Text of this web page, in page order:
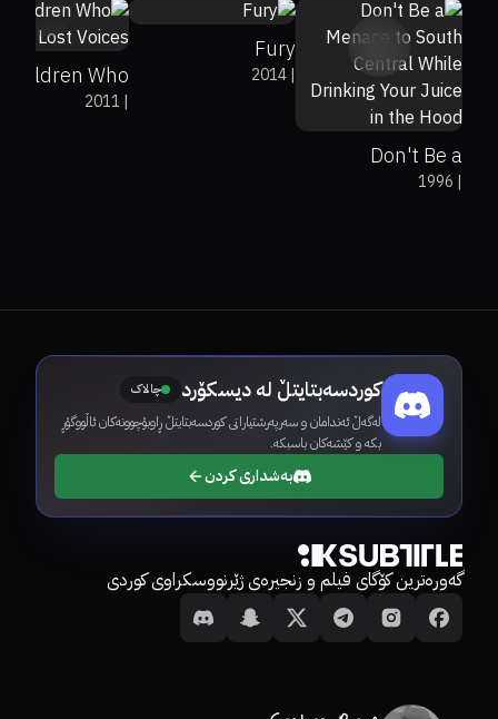
6.6
31%
0%
Don't Be a
Menace to South|
1996
Fury
|
2014
Children Who
Lost Voices|
2011
کوردسەبتایتڵ لە دیسکۆرد چالاک
لەگەڵ ئەندامان و سەرپەرشتیارانی کوردسەبتایتڵ ڕاوبۆچوونەکان ئاڵووگۆڕ
بکە و کێشەکان باسبکە.
بەشداری کردن
گەورەترین کۆگای فیلم و زنجیرەی ژێرنووسکراوی کوردی